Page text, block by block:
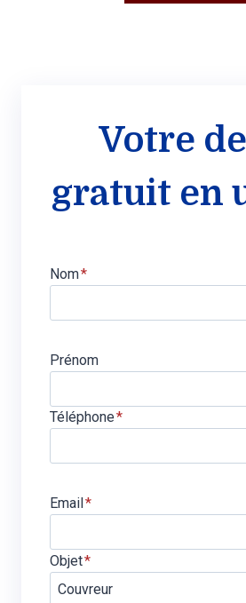
Votre
gratuit en
Nom*
Prénom
Téléphone*
Email *
Objet*